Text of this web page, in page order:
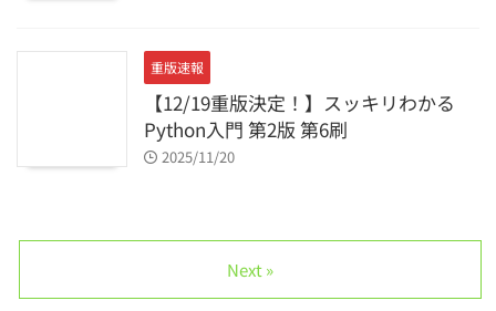
重版速報
【12/19重版決定！】スッキリわかる
Python入門 第2版 第6刷
2025/11/20
Next »